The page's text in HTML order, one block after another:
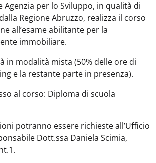
Agenzia per lo Sviluppo, in qualità di
Regione Abruzzo, realizza il corso
all’esame abilitante per la
immobiliare.
in modalità mista (50% delle ore di
e la restante parte in presenza).
al corso: Diploma di scuola
potranno essere richieste all’Ufficio
Dott.ssa Daniela Scimia,